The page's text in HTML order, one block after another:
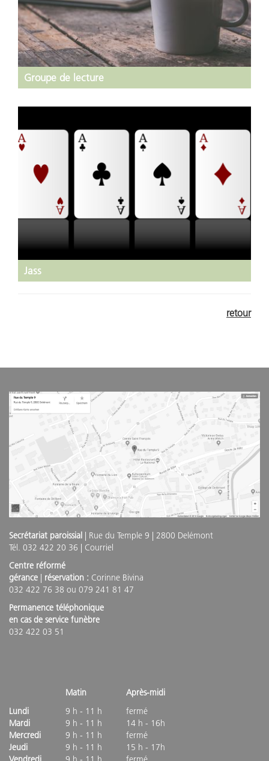
Groupe de lecture
Jass
retour
Secrétariat paroissial | Rue du Temple 9 | 2800 Delémont
Tél. 032 422 20 36 | Courriel
Centre réformé
gérance | réservation : Corinne Bivina
032 422 76 38 ou 079 241 81 47
Permanence téléphonique
en cas de service funèbre
032 422 03 51
Matin
Après-midi
Lundi
9 h - 11 h
fermé
Mardi
9 h - 11 h
14 h - 16h
Mercredi
9 h - 11 h
fermé
Jeudi
9 h - 11 h
15 h - 17h